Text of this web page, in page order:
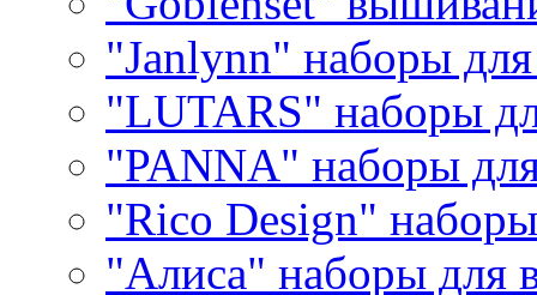
"Janlynn" наборы
"LUTARS" наборы
"PANNA" наборы
"Rico Design"
"Алиса" наборы для